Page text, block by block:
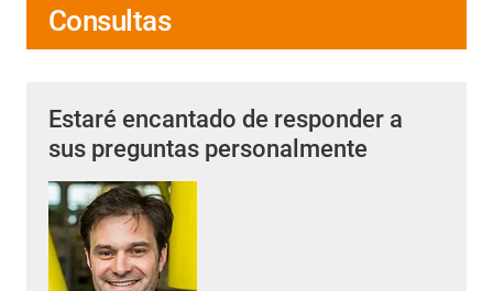
Consultas
Estaré encantado de responder a
sus preguntas personalmente